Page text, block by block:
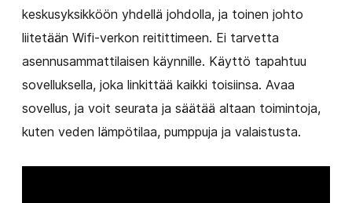
keskusyksikköön yhdellä johdolla, ja toinen johto
liitetään Wifi-verkon reitittimeen. Ei tarvetta
asennusammattilaisen käynnille. Käyttö tapahtuu
sovelluksella, joka linkittää kaikki toisiinsa. Avaa
sovellus, ja voit seurata ja säätää altaan toimintoja,
kuten veden lämpötilaa, pumppuja ja valaistusta.